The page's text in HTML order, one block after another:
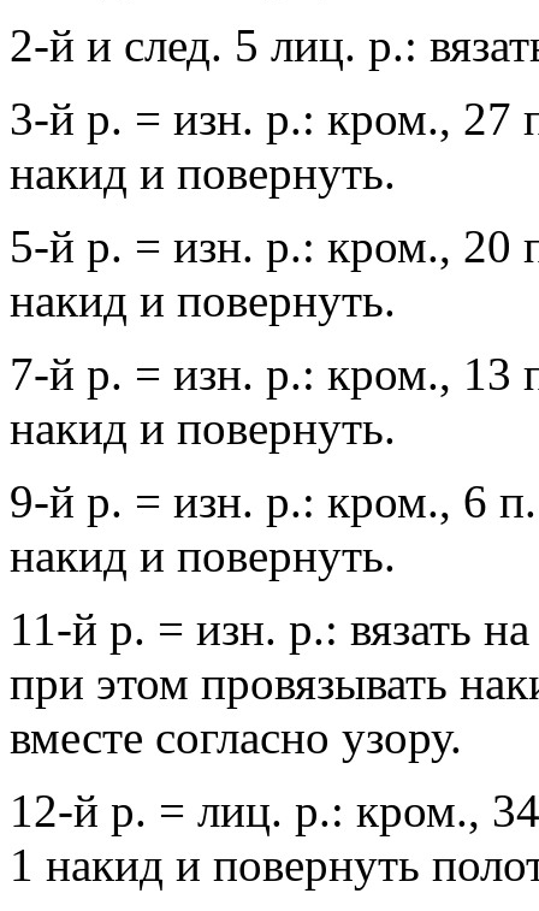
2-й и след. 5 лиц. р.:
3-й р. = изн. р.: кром., 27
накид и повернуть.
5-й р. = изн. р.: кром., 20
накид и повернуть.
7-й р. = изн. р.: кром., 13
накид и повернуть.
9-й р. = изн. р.: кром., 6
накид и повернуть.
11-й р. = изн. р.: вязать
при этом провязывать
вместе согласно узору.
12-й р. = лиц. р.: кром.,
1 накид и повернуть